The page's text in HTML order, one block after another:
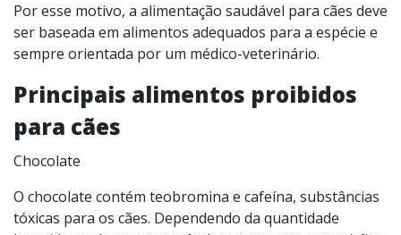
Por esse motivo, a alimentação saudável para cães deve
ser baseada em alimentos adequados para a espécie e
sempre orientada por um médico-veterinário.
Principais alimentos proibidos
para cães
Chocolate
O chocolate contém teobromina e cafeína, substâncias
tóxicas para os cães. Dependendo da quantidade